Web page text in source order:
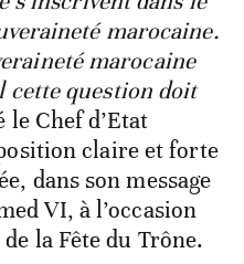
marocaine.
marocaine
cette question doit
le Chef d’Etat
claire et forte
dans son message
VI, à l’occasion
la Fête du Trône.